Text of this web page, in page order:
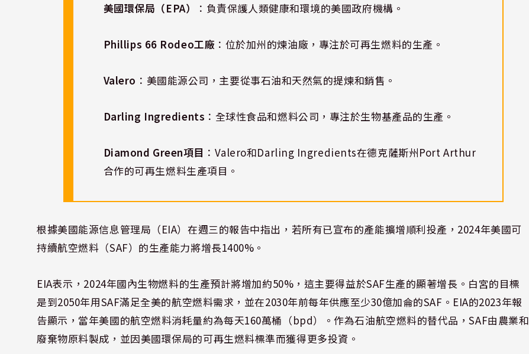
美國環保局（EPA） ：負責保護人類健康和環境的美國政府機構。
Phillips 66 Rodeo工廠 ：位於加州的煉油廠，專注於可再生燃料的生產。
Valero ：美國能源公司，主要從事石油和天然氣的提煉和銷售。
Darling Ingredients ：全球性食品和燃料公司，專注於生物基產品的生產。
Diamond Green項目 ：Valero和Darling Ingredients在德克薩斯州Port Arthur
合作的可再生燃料生產項目。
根據美國能源信息管理局（EIA）在週三的報告中指出，若所有已宣布的產能擴增順利投產，2024年美國可
持續航空燃料（SAF）的生產能力將增長1400%。
EIA表示，2024年國內生物燃料的生產預計將增加約50%，這主要得益於SAF生產的顯著增長。白宮的目標
是到2050年用SAF滿足全美的航空燃料需求，並在2030年前每年供應至少30億加侖的SAF。EIA的2023年報
告顯示，當年美國的航空燃料消耗量約為每天160萬桶（bpd）。作為石油航空燃料的替代品，SAF由農業和
廢棄物原料製成，並因美國環保局的可再生燃料標準而獲得更多投資。